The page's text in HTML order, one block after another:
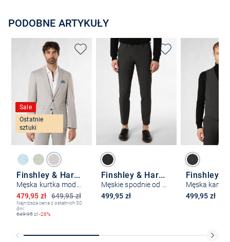
PODOBNE ARTYKUŁY
Sale
Ostatnie
sztuki
Finshley & Harding
649,95 zł
Obniżona cena
479,95 zł
Najniższa cena z ostatnich 30
dni:
649,95zł-26%
Finshley & Harding London
499,95 zł
499,95 zł